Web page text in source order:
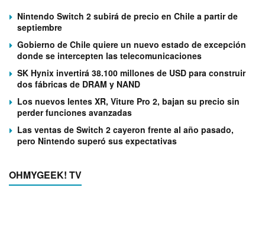
Nintendo Switch 2 subirá de precio en Chile a partir de
septiembre
Gobierno de Chile quiere un nuevo estado de excepción
donde se intercepten las telecomunicaciones
SK Hynix invertirá 38.100 millones de USD para construir
dos fábricas de DRAM y NAND
Los nuevos lentes XR, Viture Pro 2, bajan su precio sin
perder funciones avanzadas
Las ventas de Switch 2 cayeron frente al año pasado,
pero Nintendo superó sus expectativas
OHMYGEEK! TV